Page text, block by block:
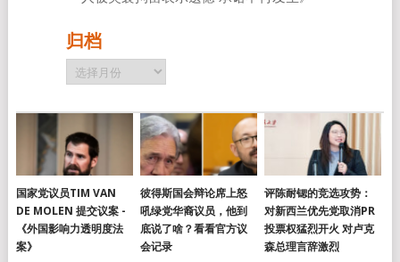
归档
归
档
国家党议员TIM VAN
DE MOLEN 提交议案 -
《外国影响力透明度法
案》
彼得斯国会辩论席上怒
吼绿党华裔议员，他到
底说了啥？看看官方议
会记录
评陈耐锶的竞选攻势：
对新西兰优先党取消PR
投票权猛烈开火 对卢克
森总理言辞激烈